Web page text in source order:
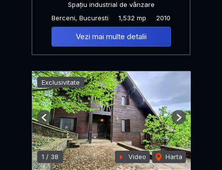
Spațiu industrial de vânzare
Berceni, Bucuresti
1,532 mp 2010
Vezi mai multe detalii
Exclusivitate
1 / 38 Video Harta
Previous Next